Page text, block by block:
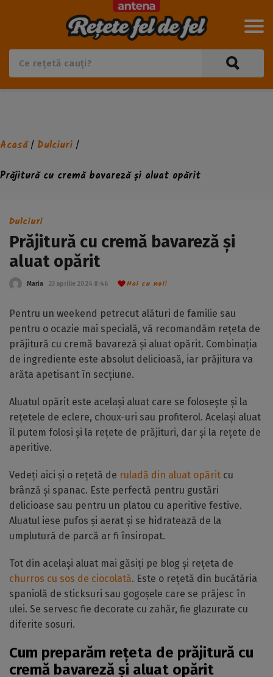
Acasă/ Dulciuri /
Prăjitură cu cremă bavareză și aluat opărit
Dulciuri
Prăjitură cu cremă bavareză și
aluat opărit
Maria 23 aprilie 2024 8:46 Hai cu noi!
Pentru un weekend petrecut alături de familie sau
pentru o ocazie mai specială, vă recomandăm rețeta de
prăjitură cu cremă bavareză și aluat opărit. Combinația
de ingrediente este absolut delicioasă, iar prăjitura va
arăta apetisant în secțiune.
Aluatul opărit este același aluat care se folosește și la
rețetele de eclere, choux-uri sau profiterol. Același aluat
îl putem folosi și la rețete de prăjituri, dar și la rețete de
aperitive.
Vedeți aici și o rețetă de ruladă din aluat opărit cu
brânză și spanac. Este perfectă pentru gustări
delicioase sau pentru un platou cu aperitive festive.
Aluatul iese pufos și aerat și se hidratează de la
umplutură de parcă ar fi însiropat.
Tot din același aluat mai găsiți pe blog și rețeta de
churros cu sos de ciocolată. Este o rețetă din bucătăria
spaniolă de sticksuri sau gogoșele care se prăjesc în
ulei. Se servesc fie decorate cu zahăr, fie glazurate cu
diferite sosuri.
Cum preparăm rețeta de prăjitură cu
cremă bavareză și aluat opărit